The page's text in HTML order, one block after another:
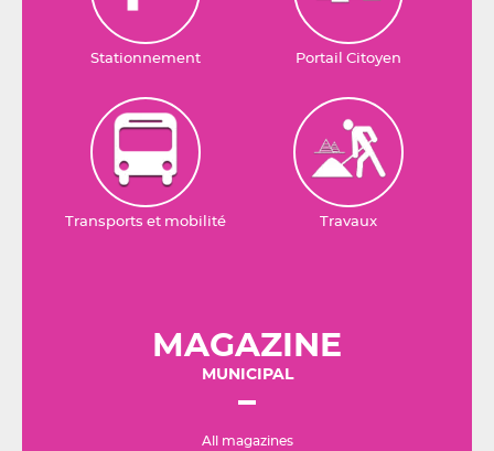
Stationnement Portail Citoyen
Transports et mobilité Travaux
MAGAZINE
MUNICIPAL
All magazines